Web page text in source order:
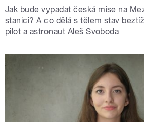
Jak bude vypadat česká mise na
stanici? A co dělá s tělem stav
pilot a astronaut Aleš Svoboda